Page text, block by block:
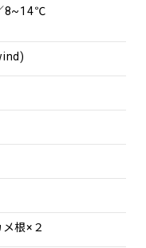
8~14℃
根×２